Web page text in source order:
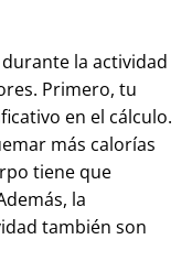
la actividad
Primero, tu
en el cálculo.
más calorías
tiene que
la
también son